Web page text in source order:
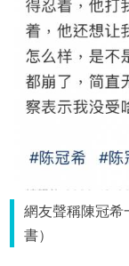
網友聲稱陳冠希
書）